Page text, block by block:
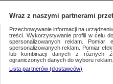
Wraz z naszymi partnerami
Przechowywanie informacji na
treści. Wykorzystywanie profili w celu
spersonalizowanych reklam.
spersonalizowanych reklam. Pomiar
lub kombinacji danych z różnych
ograniczonych danych do wyboru reklam.
Lista partnerów (dostawców)